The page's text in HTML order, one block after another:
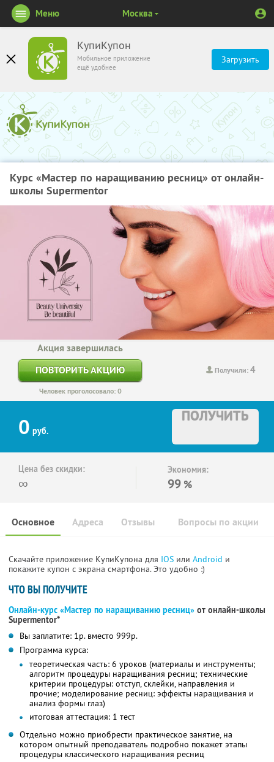
КупиКупон
Мобильное приложение
ещё удобнее
Загрузить
Меню Москва
Курс «Мастер по наращиванию ресниц» от онлайн-
школы Supermentor
Получили:4
Акция завершилась
ПОВТОРИТЬ АКЦИЮ
Человек проголосовало: 0
0 руб.
ПОЛУЧИТЬ
Цена без скидки:
∞
Экономия:
99 %
Основное Отзывы Вопросы по акции
Адреса
Скачайте приложение КупиКупона для IOS или Android и
покажите купон с экрана смартфона. Это удобно :)
ЧТО ВЫ ПОЛУЧИТЕ
Онлайн-курс «Мастер по наращиванию ресниц» от онлайн-школы
Supermentor*
Вы заплатите: 1р. вместо 999р.
Программа курса:
теоретическая часть: 6 уроков (материалы и инструменты;
алгоритм процедуры наращивания ресниц; технические
критерии процедуры: отступ, склейки, направления и
прочие; моделирование ресниц: эффекты наращивания и
анализ формы глаз)
итоговая аттестация: 1 тест
Отдельно можно приобрести практическое занятие, на
котором опытный преподаватель подробно покажет этапы
процедуры классического наращивания ресниц